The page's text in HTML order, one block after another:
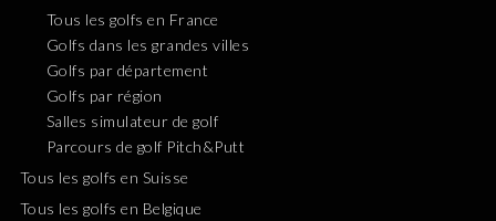
Tous les golfs en France
Golfs dans les grandes villes
Golfs par département
Golfs par région
Salles simulateur de golf
Parcours de golf Pitch&Putt
Tous les golfs en Suisse
Tous les golfs en Belgique